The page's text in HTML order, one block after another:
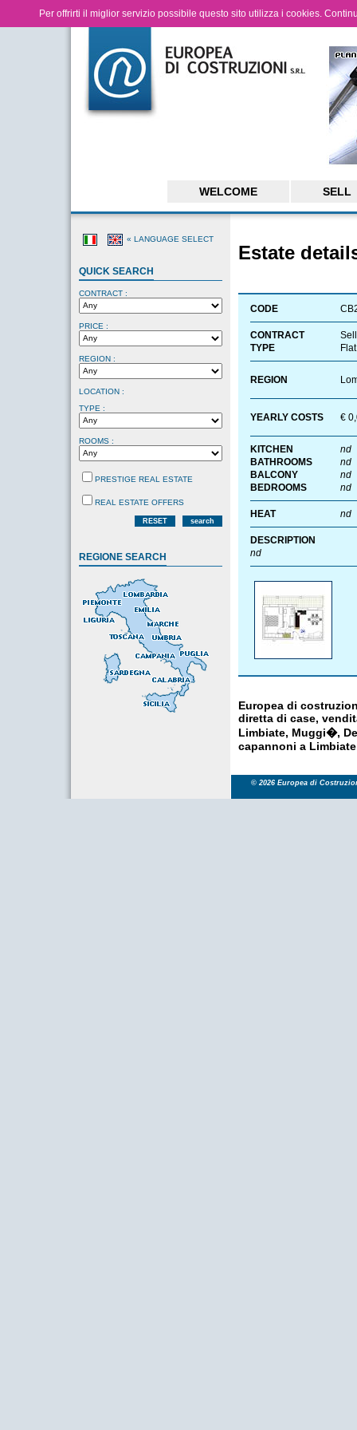
Per offrirti il miglior servizio possibile questo sito utilizza i cookies.
WELCOME SELL
« LANGUAGE SELECT
QUICK SEARCH
CONTRACT :
PRICE :
REGION :
LOCATION :
TYPE :
ROOMS :
PRESTIGE REAL ESTATE
REAL ESTATE OFFERS
RESET search
REGIONE SEARCH
Estate
CODE
CONTRACT
Sell
TYPE
Flat
REGION
YEARLY COSTS €
KITCHEN
nd
BATHROOMS
nd
BALCONY
nd
BEDROOMS
nd
HEAT nd
DESCRIPTION
nd
Europea di
diretta di case,
Limbiate, Muggi�,
capannoni a Limbiate
© 2026 Europea di